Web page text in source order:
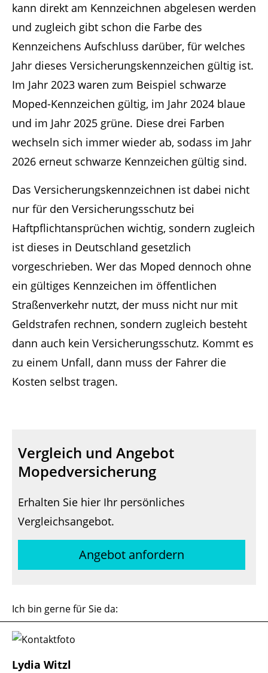
kann direkt am Kennzeichnen abgelesen werden
und zugleich gibt schon die Farbe des
Kennzeichens Aufschluss darüber, für welches
Jahr dieses Versicherungskennzeichen gültig ist.
Im Jahr 2023 waren zum Beispiel schwarze
Moped-Kennzeichen gültig, im Jahr 2024 blaue
und im Jahr 2025 grüne. Diese drei Farben
wechseln sich immer wieder ab, sodass im Jahr
2026 erneut schwarze Kennzeichen gültig sind.
Das Versicherungskennzeichnen ist dabei nicht
nur für den Versicherungsschutz bei
Haftpflichtansprüchen wichtig, sondern zugleich
ist dieses in Deutschland gesetzlich
vorgeschrieben. Wer das Moped dennoch ohne
ein gültiges Kennzeichen im öffentlichen
Straßenverkehr nutzt, der muss nicht nur mit
Geldstrafen rechnen, sondern zugleich besteht
dann auch kein Versicherungsschutz. Kommt es
zu einem Unfall, dann muss der Fahrer die
Kosten selbst tragen.
Vergleich und Angebot
Mopedversicherung
Erhalten Sie hier Ihr persönliches
Vergleichsangebot.
Angebot anfordern
Ich bin gerne für Sie da:
Lydia Witzl